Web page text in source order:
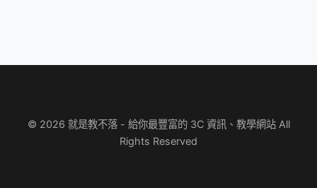
© 2026 就是教不落 - 給你最豐富的 3C 資訊、教學網站 All
Rights Reserved